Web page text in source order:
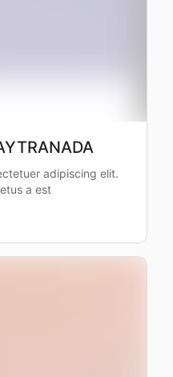
adipiscing elit.
a est